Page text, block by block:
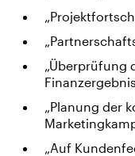
„Überprüfung
„Planung der
„Auf